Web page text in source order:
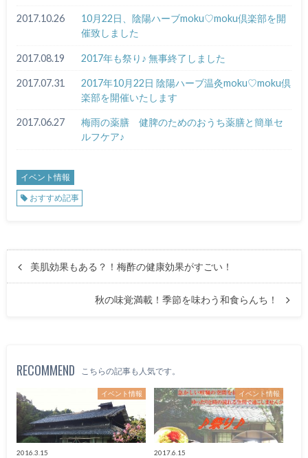
2017.10.26
10月22日、陰陽ハーブmoku♡moku倶楽部を開
催致しました
2017.08.19 2017年も祭り♪ 無事終了しました
2017.07.31
2017年10月22日 陰陽ハーブ温灸moku♡moku倶
楽部を開催いたします
2017.06.27
梅雨の薬膳 健脾のためのおうち薬膳と簡単セ
ルフケア♪
イベント情報
おすすめ記事
美肌効果もある？！梅酢の健康効果がすごい！
秋の味覚満載！季節を味わう和食らんち！
RECOMMEND こちらの記事も人気です。
イベント情報
2016.3.15
イベント情報
2017.6.15